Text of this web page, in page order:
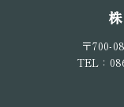
〒700-
TEL：